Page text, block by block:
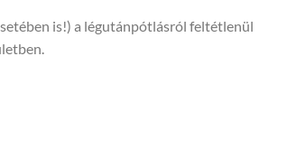
is!) a légutánpótlásról feltétlenül